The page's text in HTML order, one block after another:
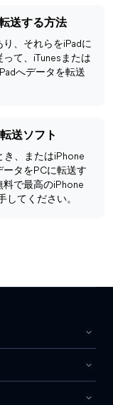
送する方法
、それらをiPadに
て、iTunesまたは
へデータを転送
送ソフト
き、またはiPhone
タをPCに転送す
で最高のiPhone
してください。